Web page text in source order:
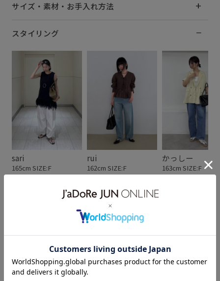
サイズ・素材・お手入れ方法
スタイリング
sari
165cm SIZE:F
rui
162cm SIZE:F
かっしー
163cm SIZE:F
スタッフレビュー
高級感のあるリアルレザーを使用。
荷物がたっぷり入り、